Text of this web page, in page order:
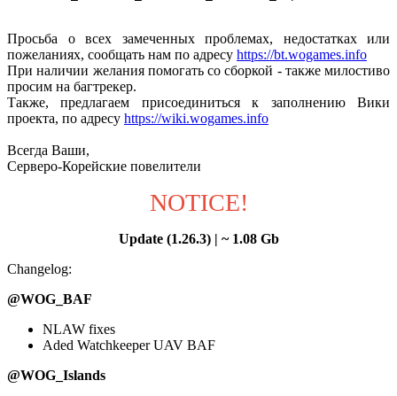
Просьба о всех замеченных проблемах, недостатках или
пожеланиях, сообщать нам по адресу https://bt.wogames.info
При наличии желания помогать со сборкой - также милостиво
просим на багтрекер.
Также, предлагаем присоединиться к заполнению Вики
проекта, по адресу https://wiki.wogames.info
Всегда Ваши,
Серверо-Корейские повелители
NOTICE!
Update (1.26.3) | ~ 1.08 Gb
Changelog:
@WOG_BAF
NLAW fixes
Aded Watchkeeper UAV BAF
@WOG_Islands